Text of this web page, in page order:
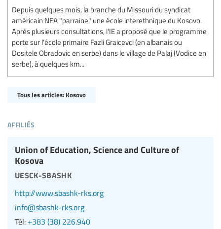
Depuis quelques mois, la branche du Missouri du syndicat
américain NEA "parraine" une école interethnique du Kosovo.
Après plusieurs consultations, l'IE a proposé que le programme
porte sur l'école primaire Fazli Graicevci (en albanais ou
Dositele Obradovic en serbe) dans le village de Palaj (Vodice en
serbe), à quelques km...
Tous les articles: Kosovo
affiliés
Union of Education, Science and Culture of
Kosova
uesck-sbashk
http://www.sbashk-rks.org
info@sbashk-rks.org
Tél: +383 (38) 226.940